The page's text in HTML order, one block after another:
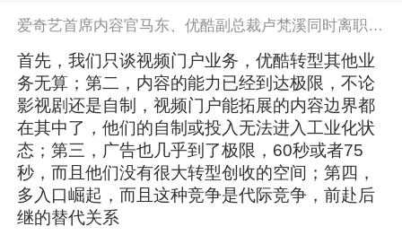
爱奇艺首席内容官马东、优酷副总裁卢梵溪同时离职创业，视频门户模式将死？
首先，我们只谈视频门户业务，优酷转型其他业
务无算；第二，内容的能力已经到达极限，不论
影视剧还是自制，视频门户能拓展的内容边界都
在其中了，他们的自制或投入无法进入工业化状
态；第三，广告也几乎到了极限，60秒或者75
秒，而且他们没有很大转型创收的空间；第四，
多入口崛起，而且这种竞争是代际竞争，前赴后
继的替代关系